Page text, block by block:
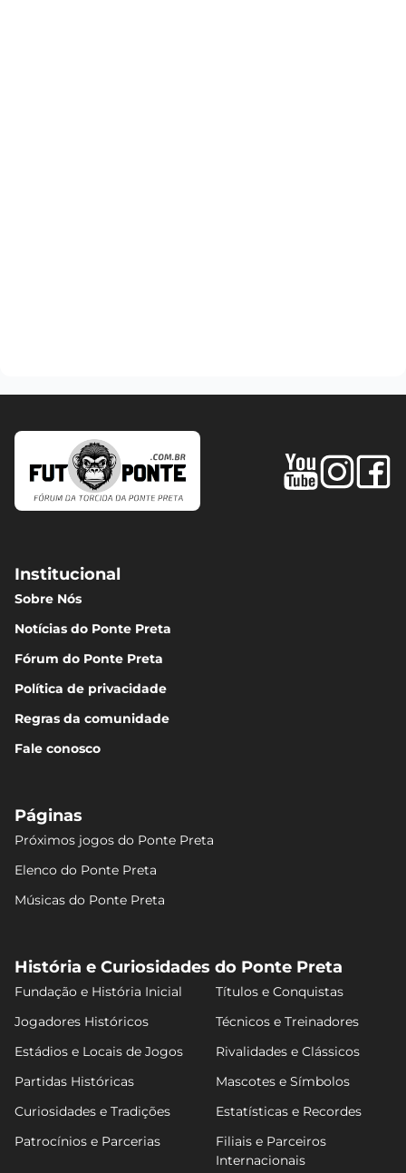
Institucional
Sobre Nós
Notícias do Ponte Preta
Fórum do Ponte Preta
Política de privacidade
Regras da comunidade
Fale conosco
Páginas
Próximos jogos do Ponte Preta
Elenco do Ponte Preta
Músicas do Ponte Preta
História e Curiosidades do Ponte Preta
Fundação e História Inicial
Títulos e Conquistas
Jogadores Históricos
Técnicos e Treinadores
Estádios e Locais de Jogos
Rivalidades e Clássicos
Partidas Históricas
Mascotes e Símbolos
Curiosidades e Tradições
Estatísticas e Recordes
Patrocínios e Parcerias
Filiais e Parceiros
Internacionais